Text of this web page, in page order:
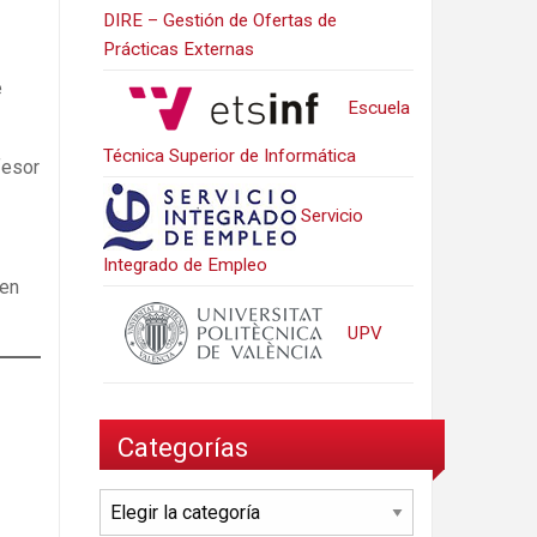
DIRE – Gestión de Ofertas de
Prácticas Externas
Escuela
Técnica Superior de Informática
Servicio
Integrado de Empleo
UPV
Categorías
Categorías